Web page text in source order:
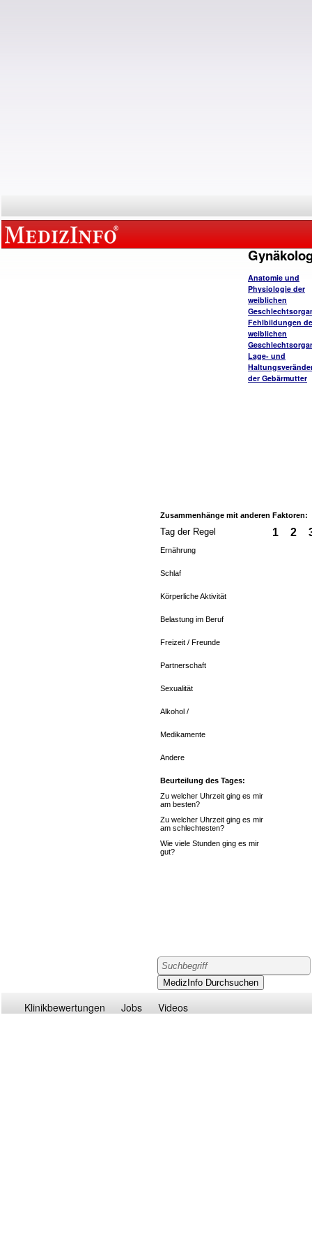
Anatomie und
Physiologie der
weiblichen
Fehlbildungen
weiblichen
Lage- und
der Gebärmutter
Zusammenhänge mit anderen Faktoren:
Tag der Regel 1 2
Ernährung
Schlaf
Körperliche Aktivität
Belastung im Beruf
Freizeit / Freunde
Partnerschaft
Sexualität
Alkohol /
Medikamente
Andere
Beurteilung des Tages:
Zu welcher Uhrzeit ging es mir
am besten?
Zu welcher Uhrzeit ging es mir
am schlechtesten?
Wie viele Stunden ging es mir
gut?
Klinikbewertungen Jobs Videos